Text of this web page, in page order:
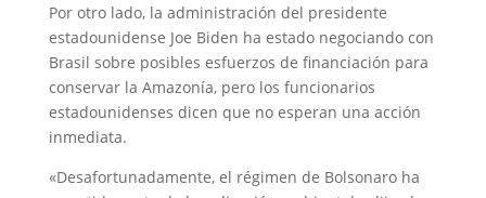
Por otro lado, la administración del presidente
estadounidense Joe Biden ha estado negociando con
Brasil sobre posibles esfuerzos de financiación para
conservar la Amazonía, pero los funcionarios
estadounidenses dicen que no esperan una acción
inmediata.
«Desafortunadamente, el régimen de Bolsonaro ha